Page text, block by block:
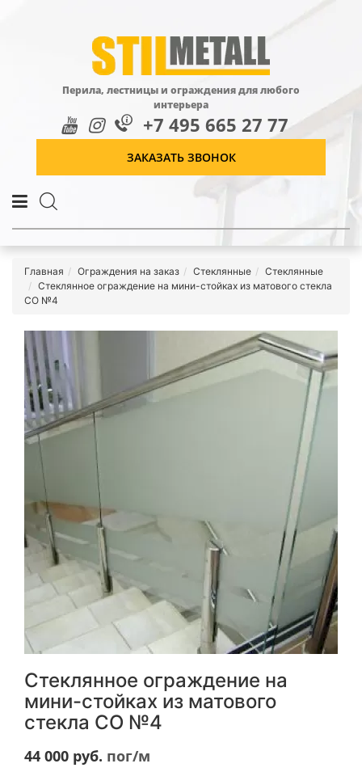
Перила, лестницы и ограждения для любого
интерьера
+7 495 665 27 77
ЗАКАЗАТЬ ЗВОНОК
Главная Ограждения на заказ Стеклянные
Стеклянные
Стеклянное ограждение на мини-стойках из матового стекла
СО №4
Стеклянное ограждение на
мини-стойках из матового
стекла СО №4
44 000 руб. пог/м